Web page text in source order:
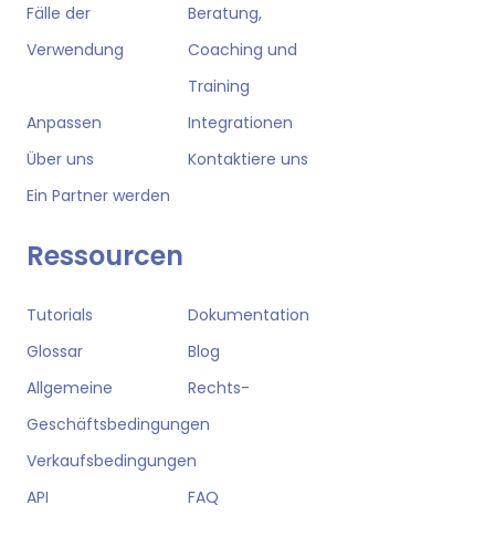
Fälle der
Verwendung
Beratung,
Coaching und
Training
Anpassen
Integrationen
Über uns
Kontaktiere uns
Ein Partner werden
Ressourcen
Tutorials
Dokumentation
Glossar
Blog
Allgemeine
Geschäftsbedingungen
Verkaufsbedingungen
Rechts-
API FAQ